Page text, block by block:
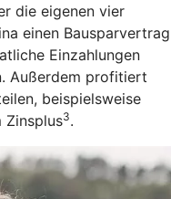
die eigenen vier
einen Bausparvertrag
Einzahlungen
Außerdem profitiert
beispielsweise
Zinsplus3.